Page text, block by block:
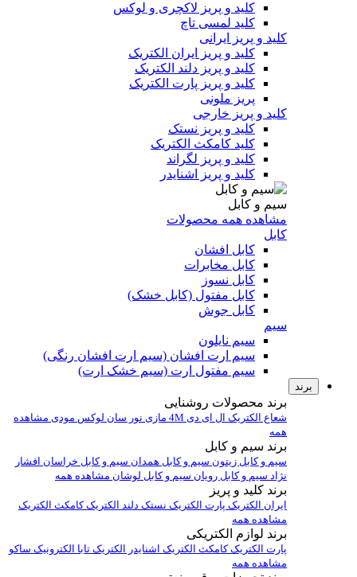
کلید و پریز لاکچری و لوکس
کلید لمسی تاچ
کلید و پریز ایرانی
کلید و پریز ایران الکتریک
کلید و پریز دلند الکتریک
کلید و پریز پارت الکتریک
پریز ملونی
کلید و پریز خارجی
کلید و پریز نستک
کلید کامکث الکتریک
کلید و پریز لگراند
کلید و پریز اشنایدر
سیم و کابل
مشاهده همه محصولات
کابل
کابل افشان
کابل مخابرات
کابل نسوز
کابل مفتول (کابل خشک)
کابل جوش
سیم
سیم نایلون
سیم ارت افشان (سیم ارت افشان رنگی)
سیم مفتول ارت (سیم خشک ارت)
برند
برند محصولات روشنایی
شعاع الکتریک ال ای دی 4M مازی نور سان لوکس مودی مشاهده
همه
برند سیم و کابل
سیم و کابل زیتون سیم و کابل همدان سیم و کابل خراسان افشار
نژاد سیم و کابل رویان سیم و کابل لوشان مشاهده همه
برند کلید و پریز
ایران الکتریک پارت الکتریک نستک دلند الکتریککامکث الکتریک
مشاهده همه
برند لوازم الکتریکی
پارت الکتریککامکث الکتریک اشنایدر الکتریک تابا الکترونیک ساکو
مشاهده همه